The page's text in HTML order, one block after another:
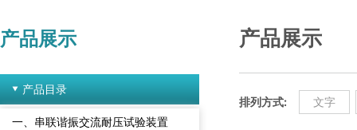
产品展示
产品目录
一、串联谐振交流耐压试验装置
产品展示
排列方式: 文字